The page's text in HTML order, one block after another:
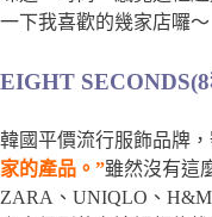
一下我喜歡的幾家店囉～
EIGHT
韓國平價流行服飾品牌
家的產品。”雖然沒有這
ZARA、UNIQLO、